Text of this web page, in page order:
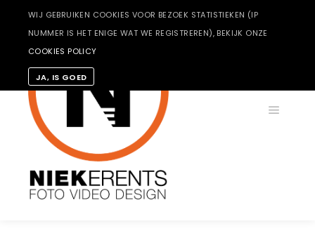
WIJ GEBRUIKEN COOKIES VOOR BEZOEK STATISTIEKEN (IP
NUMMER IS HET ENIGE WAT WE REGISTREREN), BEKIJK ONZE
COOKIES POLICY
JA, IS GOED